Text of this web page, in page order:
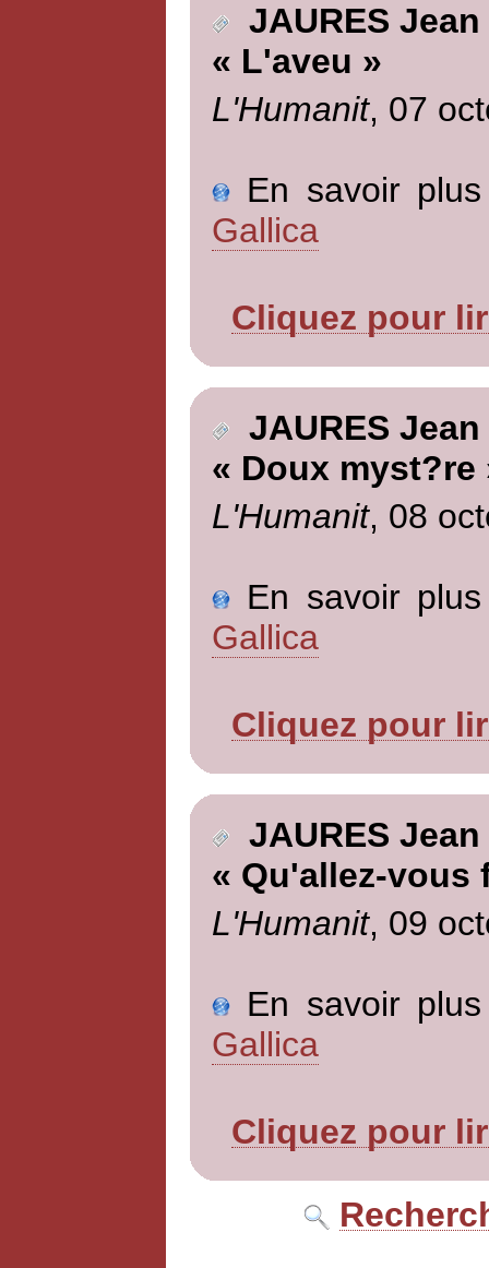
JAURES Jean
« L'aveu »
L'Humanit, 07
En savoir
Gallica
Cliquez pour
JAURES Jean
« Doux myst?re
L'Humanit, 08
En savoir
Gallica
Cliquez pour
JAURES Jean
« Qu'allez-vous
L'Humanit, 09
En savoir
Gallica
Cliquez pour